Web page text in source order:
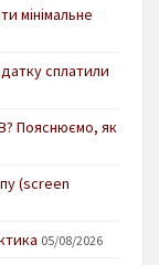
мінімальне
сплатили
Пояснюємо, як
(screen
05/08/2026